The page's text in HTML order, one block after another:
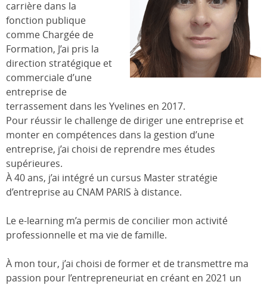
carrière dans la
fonction publique
comme Chargée de
Formation, J’ai pris la
direction stratégique et
commerciale d’une
entreprise de
terrassement dans les Yvelines en 2017.
Pour réussir le challenge de diriger une entreprise et
monter en compétences dans la gestion d’une
entreprise, j’ai choisi de reprendre mes études
supérieures.
À 40 ans, j’ai intégré un cursus Master stratégie
d’entreprise au CNAM PARIS à distance.
Le e-learning m’a permis de concilier mon activité
professionnelle et ma vie de famille.
À mon tour, j’ai choisi de former et de transmettre ma
passion pour l’entrepreneuriat en créant en 2021 un